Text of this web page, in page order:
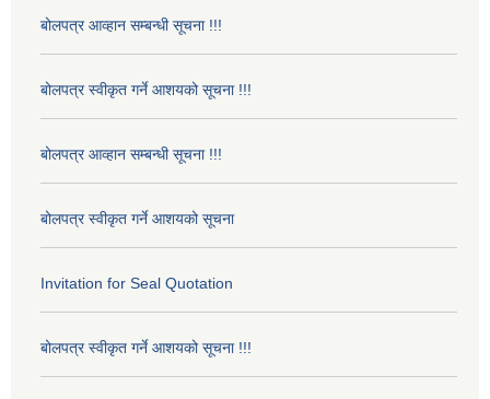
बोलपत्र आव्हान सम्बन्धी सूचना !!!
बोलपत्र स्वीकृत गर्ने आशयको सूचना !!!
बोलपत्र आव्हान सम्बन्धी सूचना !!!
बोलपत्र स्वीकृत गर्ने आशयको सूचना
Invitation for Seal Quotation
बोलपत्र स्वीकृत गर्ने आशयको सूचना !!!